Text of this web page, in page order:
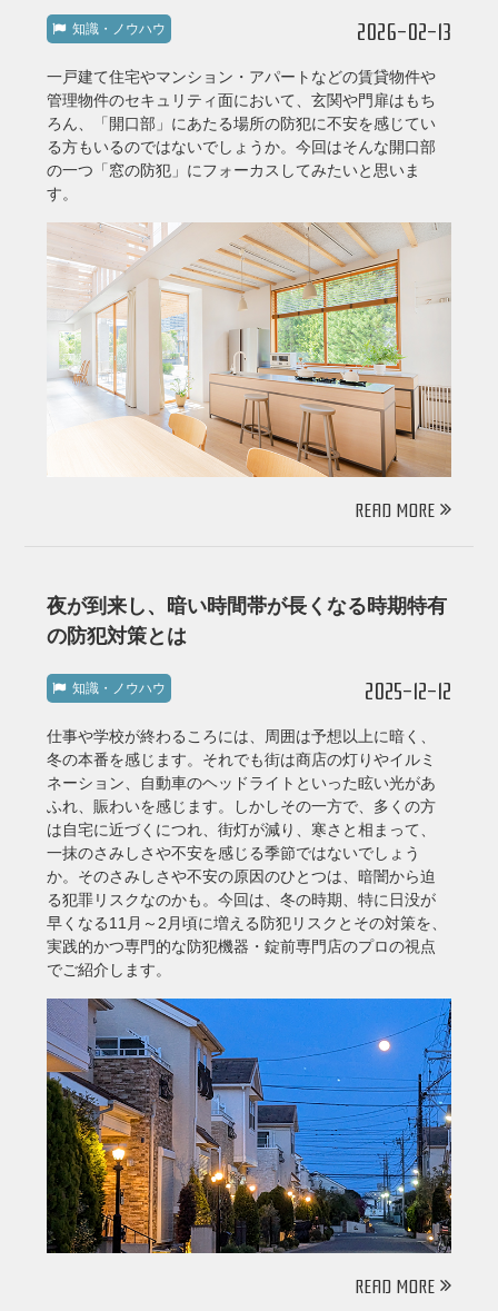
知識・ノウハウ 2026-02-13
一戸建て住宅やマンション・アパートなどの賃貸物件や
管理物件のセキュリティ面において、玄関や門扉はもち
ろん、「開口部」にあたる場所の防犯に不安を感じてい
る方もいるのではないでしょうか。今回はそんな開口部
の一つ「窓の防犯」にフォーカスしてみたいと思いま
す。
READ MORE
夜が到来し、暗い時間帯が長くなる時期特有
の防犯対策とは
知識・ノウハウ 2025-12-12
仕事や学校が終わるころには、周囲は予想以上に暗く、
冬の本番を感じます。それでも街は商店の灯りやイルミ
ネーション、自動車のヘッドライトといった眩い光があ
ふれ、賑わいを感じます。しかしその一方で、多くの方
は自宅に近づくにつれ、街灯が減り、寒さと相まって、
一抹のさみしさや不安を感じる季節ではないでしょう
か。そのさみしさや不安の原因のひとつは、暗闇から迫
る犯罪リスクなのかも。今回は、冬の時期、特に日没が
早くなる11月～2月頃に増える防犯リスクとその対策を、
実践的かつ専門的な防犯機器・錠前専門店のプロの視点
でご紹介します。
READ MORE